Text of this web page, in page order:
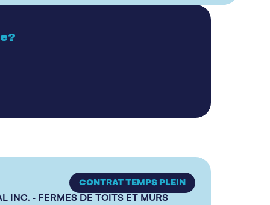
CONTRAT TEMPS PLEIN
INC. - FERMES DE TOITS ET MURS